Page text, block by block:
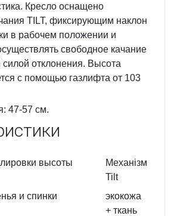
Кресло оснащено
TILT, фиксирующим наклон
в рабочем положении и
свободное качание
силой отклонения. Высота
с помощью газлифта от 103
47-57 см.
высоты
Механізм
Tilt
и спинки
экокожа
+ ткань